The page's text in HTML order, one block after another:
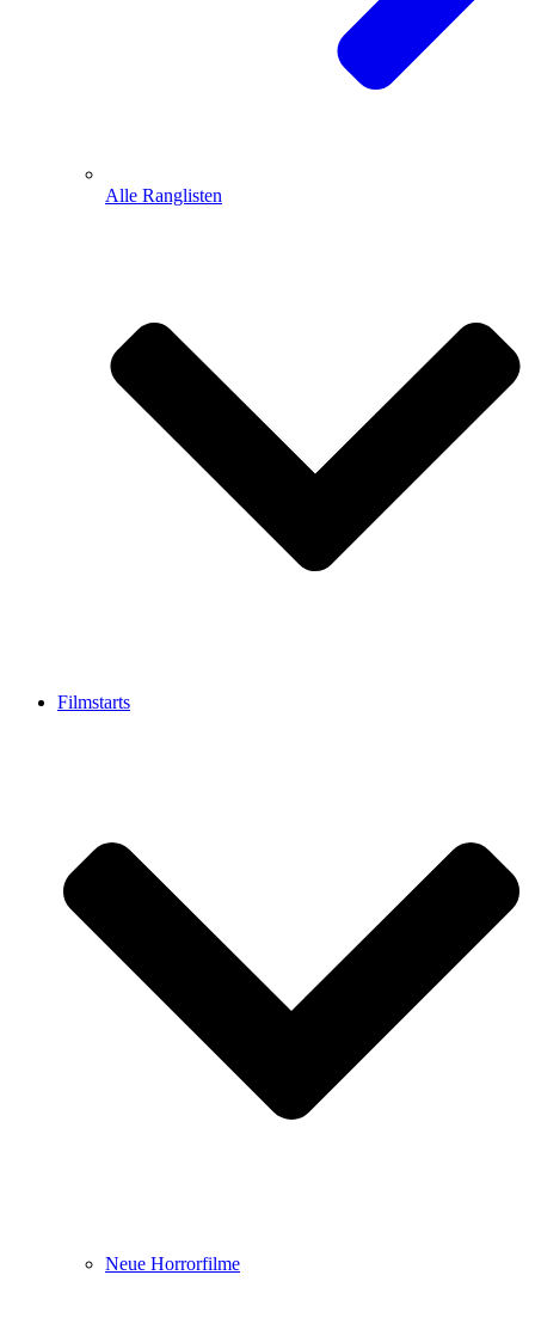
Alle Ranglisten
Filmstarts
Neue Horrorfilme